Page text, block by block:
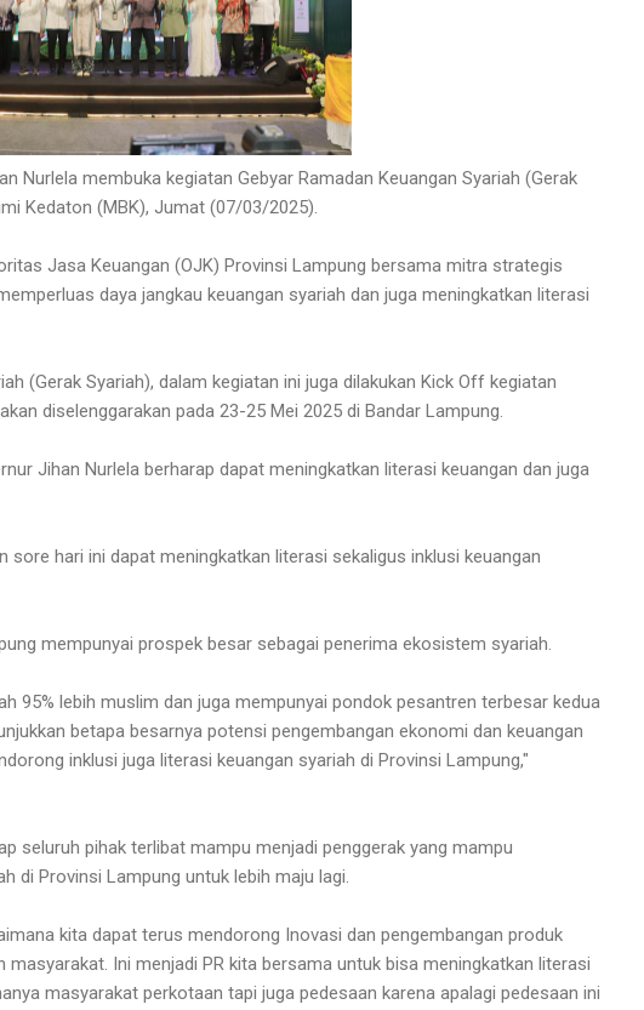
Nurlela membuka kegiatan Gebyar Ramadan Keuangan Syariah (Gerak
Kedaton (MBK), Jumat (07/03/2025).
Jasa Keuangan (OJK) Provinsi Lampung bersama mitra strategis
daya jangkau keuangan syariah dan juga meningkatkan literasi
(Gerak Syariah), dalam kegiatan ini juga dilakukan Kick Off kegiatan
diselenggarakan pada 23-25 Mei 2025 di Bandar Lampung.
Jihan Nurlela berharap dapat meningkatkan literasi keuangan dan juga
sore hari ini dapat meningkatkan literasi sekaligus inklusi keuangan
mempunyai prospek besar sebagai penerima ekosistem syariah.
95% lebih muslim dan juga mempunyai pondok pesantren terbesar kedua
betapa besarnya potensi pengembangan ekonomi dan keuangan
inklusi juga literasi keuangan syariah di Provinsi Lampung,"
seluruh pihak terlibat mampu menjadi penggerak yang mampu
di Provinsi Lampung untuk lebih maju lagi.
kita dapat terus mendorong Inovasi dan pengembangan produk
Ini menjadi PR kita bersama untuk bisa meningkatkan literasi
masyarakat perkotaan tapi juga pedesaan karena apalagi pedesaan ini